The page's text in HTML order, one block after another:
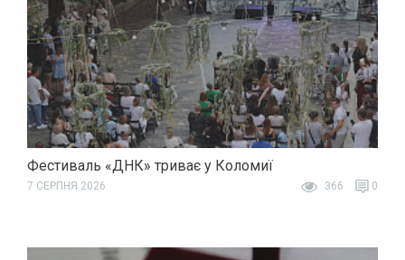
Фестиваль «ДНК» триває у Коломиї
7 СЕРПНЯ 2026 366 0